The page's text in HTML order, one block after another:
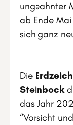
ungeahnter
ab Ende
sich ganz
Die
Steinbock
das Jahr
“Vorsicht